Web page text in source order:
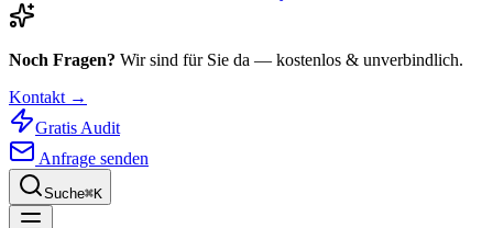
Noch Fragen? Wir sind für Sie da — kostenlos & unverbindlich.
Kontakt →
Gratis Audit
Anfrage senden
Suche⌘K